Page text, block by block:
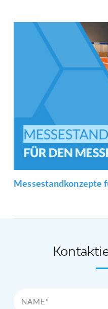
Messestandkonzepte